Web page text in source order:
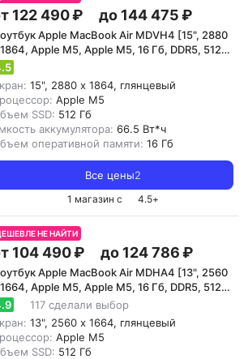
122 490 ₽ до 144 475 ₽
Apple MacBook Air MDVH4 [15", 2880
Apple M5, Apple M5, 16 Гб, DDR5, 512
Mac OS]
15", 2880 x 1864, глянцевый
Apple M5
SSD: 512 Гб
аккумулятора: 66.5 Вт*ч
оперативной памяти: 16 Гб
Все цены2
1 магазин с 4.5+
НЕ НАЙТИ
104 490 ₽ до 124 786 ₽
Apple MacBook Air MDHA4 [13", 2560
Apple M5, Apple M5, 16 Гб, DDR5, 512
Mac OS]117 сделали выбор
13", 2560 x 1664, глянцевый
Apple M5
SSD: 512 Гб